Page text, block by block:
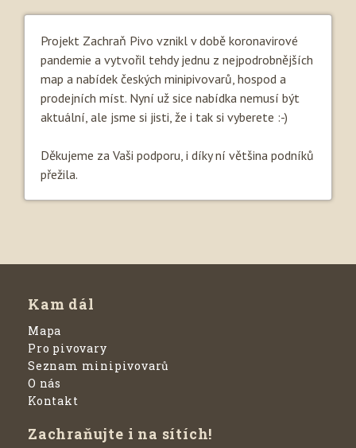
Projekt Zachraň Pivo vznikl v době koronavirové
pandemie a vytvořil tehdy jednu z nejpodrobnějších
map a nabídek českých minipivovarů, hospod a
prodejních míst. Nyní už sice nabídka nemusí být
aktuální, ale jsme si jisti, že i tak si vyberete :-)
Děkujeme za Vaši podporu, i díky ní většina podníků
přežila.
Kam dál
Mapa
Pro pivovary
Seznam minipivovarů
O nás
Kontakt
Zachraňujte i na sítích!